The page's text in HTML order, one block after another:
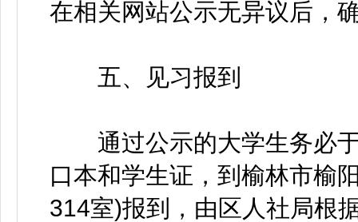
在相关网站公示无异议后，
五、见习报到
通过公示的大学生务必于
口本和学生证，到榆林市榆
314室)报到，由区人社局根